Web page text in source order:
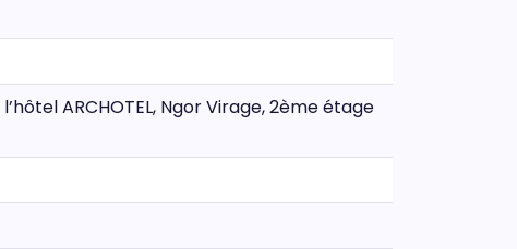
ARCHOTEL, Ngor Virage, 2ème étage